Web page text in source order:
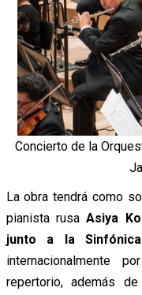
Concierto de la
La obra tendrá como
pianista rusaAsiya
junto a la
internacionalmente
repertorio, además